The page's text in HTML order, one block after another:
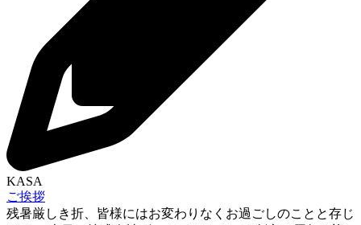
KASA
ご挨拶
残暑厳しき折、皆様にはお変わりなくお過ごしのことと存じ